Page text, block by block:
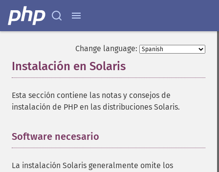
Change language:
Instalación en Solaris
Esta sección contiene las notas y consejos de
instalación de PHP en las distribuciones Solaris.
Software necesario
La instalación Solaris generalmente omite los